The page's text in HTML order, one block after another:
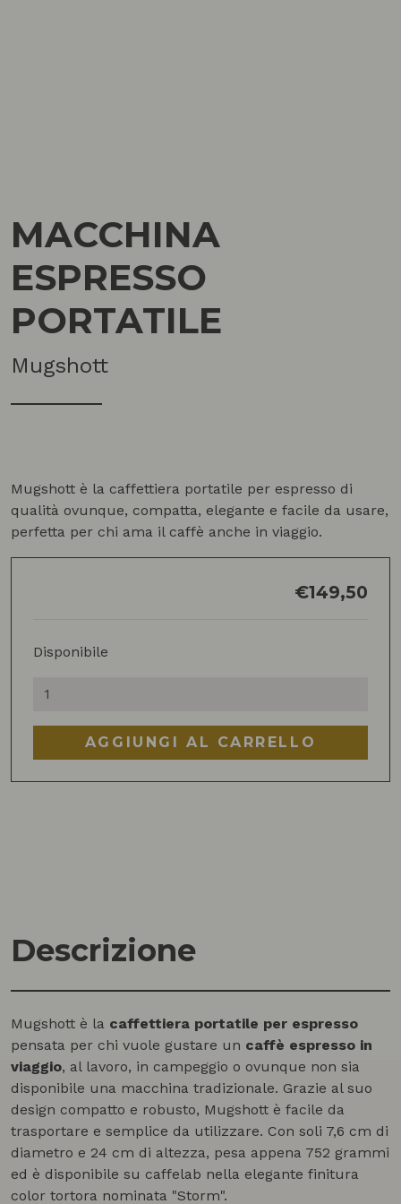
MACCHINA
ESPRESSO
PORTATILE
Mugshott
Mugshott è la caffettiera portatile per espresso di
qualità ovunque, compatta, elegante e facile da usare,
perfetta per chi ama il caffè anche in viaggio.
€149,50
Disponibile
Macchina
Portatile
quantità
AGGIUNGI AL CARRELLO
Descrizione
Mugshott è la caffettiera portatile per espresso
pensata per chi vuole gustare un caffè espresso in
viaggio, al lavoro, in campeggio o ovunque non sia
disponibile una macchina tradizionale. Grazie al suo
design compatto e robusto, Mugshott è facile da
trasportare e semplice da utilizzare. Con soli 7,6 cm di
diametro e 24 cm di altezza, pesa appena 752 grammi
ed è disponibile su caffelab nella elegante finitura
color tortora nominata "Storm".